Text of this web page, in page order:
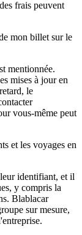
frais peuvent
mon billet sur le
mentionnée.
mises à jour en
le
vous-même peut
et les voyages en
identifiant, et il
y compris la
Blablacar
sur mesure,